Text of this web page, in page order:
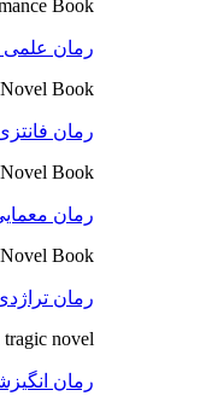
Book
رمان علمی
Book
رمان
Book
رمان
Book
رمان
novel
رمان